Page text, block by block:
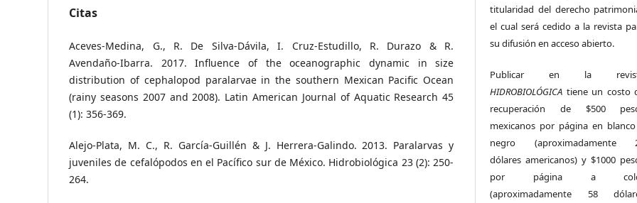
Citas
Aceves-Medina, G., R. De Silva-Dávila, I. Cruz-Estudillo, R. Durazo & R.
Avendaño-Ibarra. 2017. Influence of the oceanographic dynamic in size
distribution of cephalopod paralarvae in the southern Mexican Pacific Ocean
(rainy seasons 2007 and 2008). Latin American Journal of Aquatic Research 45
(1): 356-369.
Alejo-Plata, M. C., R. García-Guillén & J. Herrera-Galindo. 2013. Paralarvas y
juveniles de cefalópodos en el Pacífico sur de México. Hidrobiológica 23 (2): 250-
264.
titularidad del derecho
el cual será cedido a la revista
su difusión en acceso abierto.
Publicar en la
HIDROBIOLÓGICA tiene un costo
recuperación de $500
mexicanos por página en
negro (aproximadamente
dólares americanos) y $1000
por página a
(aproximadamente 58